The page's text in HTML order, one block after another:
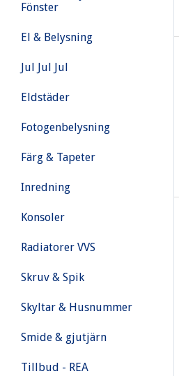
Fönster
El & Belysning
Jul Jul Jul
Eldstäder
Fotogenbelysning
Färg & Tapeter
Inredning
Konsoler
Radiatorer VVS
Skruv & Spik
Skyltar & Husnummer
Smide & gjutjärn
Tillbud - REA